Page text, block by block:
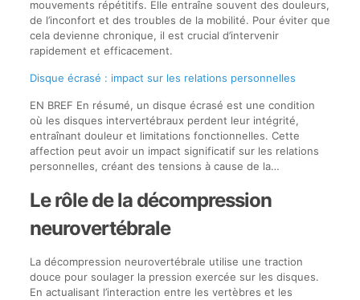
mouvements répétitifs. Elle entraîne souvent des douleurs,
de l’inconfort et des troubles de la mobilité. Pour éviter que
cela devienne chronique, il est crucial d’intervenir
rapidement et efficacement.
Disque écrasé : impact sur les relations personnelles
EN BREF En résumé, un disque écrasé est une condition
où les disques intervertébraux perdent leur intégrité,
entraînant douleur et limitations fonctionnelles. Cette
affection peut avoir un impact significatif sur les relations
personnelles, créant des tensions à cause de la…
Le rôle de la décompression
neurovertébrale
La décompression neurovertébrale utilise une traction
douce pour soulager la pression exercée sur les disques.
En actualisant l’interaction entre les vertèbres et les